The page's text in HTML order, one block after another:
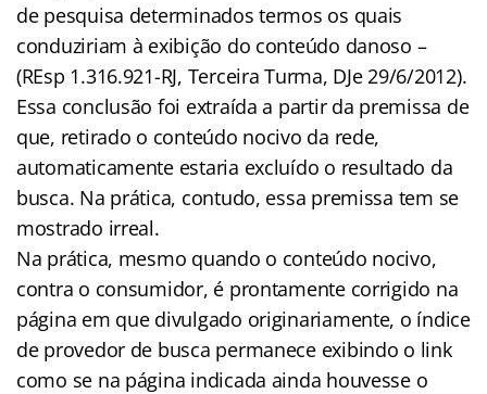
de pesquisa determinados termos os quais
conduziriam à exibição do conteúdo danoso –
(REsp 1.316.921-RJ, Terceira Turma, DJe 29/6/2012).
Essa conclusão foi extraída a partir da premissa de
que, retirado o conteúdo nocivo da rede,
automaticamente estaria excluído o resultado da
busca. Na prática, contudo, essa premissa tem se
mostrado irreal.
Na prática, mesmo quando o conteúdo nocivo,
contra o consumidor, é prontamente corrigido na
página em que divulgado originariamente, o índice
de provedor de busca permanece exibindo o link
como se na página indicada ainda houvesse o